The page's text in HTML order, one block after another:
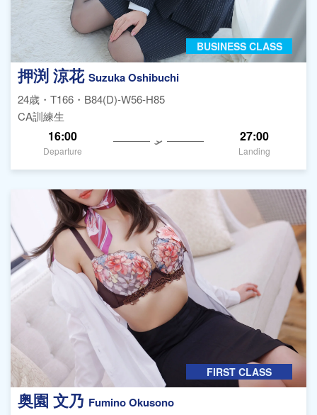
BUSINESS CLASS
押渕 涼花 Suzuka Oshibuchi
24歳・T166・B84(D)-W56-H85
CA訓練生
16:00
Departure
27:00
Landing
FIRST CLASS
奥園 文乃 Fumino Okusono